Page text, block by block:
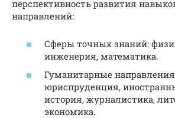
перспективность развития
направлений:
Сферы точных знаний:
инженерия, математика.
Гуманитарные
юриспруденция,
история, журналистика,
экономика.